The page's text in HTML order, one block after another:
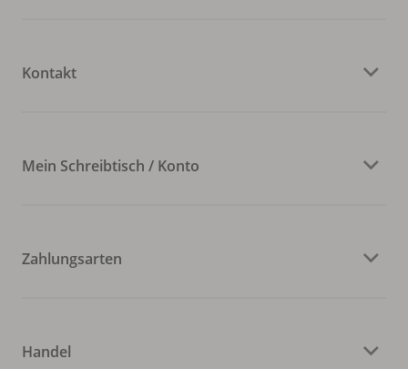
Kontakt
Mein Schreibtisch / Konto
Zahlungsarten
Handel